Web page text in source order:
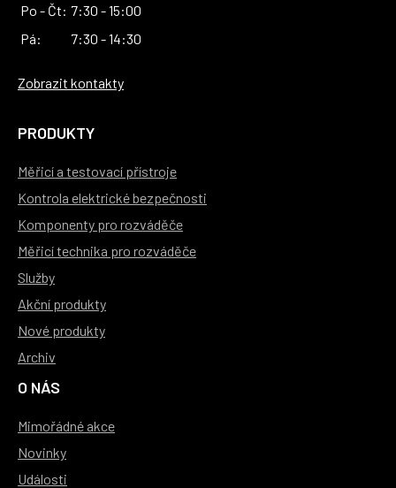
Po - Čt: 7:30 - 15:00
Pá:
7:30 - 14:30
Zobrazit kontakty
PRODUKTY
Měřicí a testovací přístroje
Kontrola elektrické bezpečnosti
Komponenty pro rozváděče
Měřicí technika pro rozváděče
Služby
Akční produkty
Nové produkty
Archiv
O NÁS
Mimořádné akce
Novinky
Události